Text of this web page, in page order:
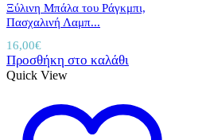
Ξύλινη Μπάλα του Ράγκμπι,
Πασχαλινή Λαμπ...
16,00€
Προσθήκη στο καλάθι
Quick View